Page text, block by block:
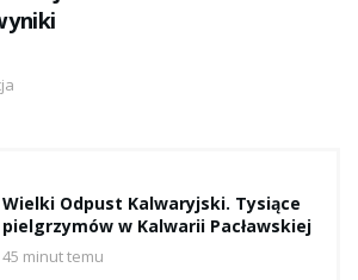
Wielki Odpust Kalwaryjski. Tysiące
pielgrzymów w Kalwarii Pacławskiej
45 minut temu